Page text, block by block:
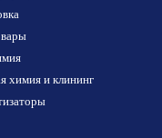
химия и клининг